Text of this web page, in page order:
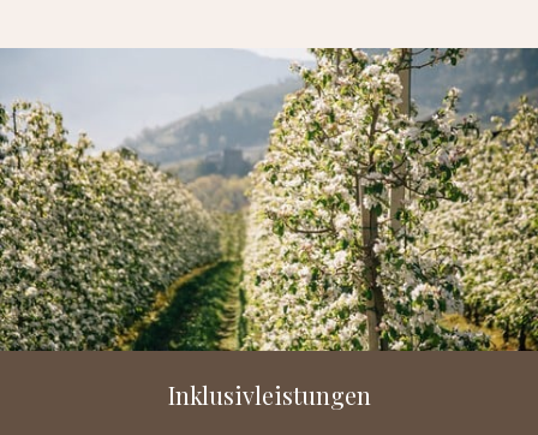
Inklusivleistungen